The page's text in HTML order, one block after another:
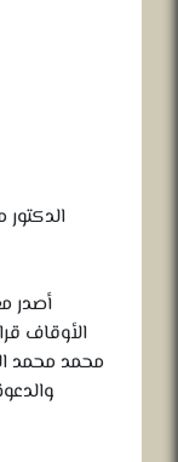
أصدر
الأوقاف
محمد محمد